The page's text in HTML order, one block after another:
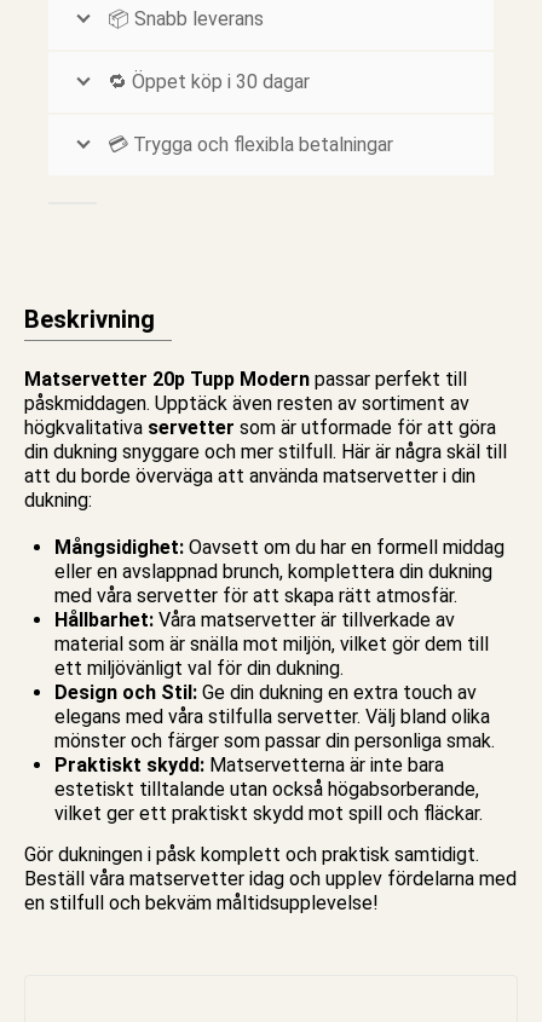
📦 Snabb leverans
🔁 Öppet köp i 30 dagar
💳 Trygga och flexibla betalningar
Beskrivning
Matservetter 20p Tupp Modern passar perfekt till
påskmiddagen. Upptäck även resten av sortiment av
högkvalitativa servetter som är utformade för att göra
din dukning snyggare och mer stilfull. Här är några skäl till
att du borde överväga att använda matservetter i din
dukning:
Mångsidighet: Oavsett om du har en formell middag
eller en avslappnad brunch, komplettera din dukning
med våra servetter för att skapa rätt atmosfär.
Hållbarhet: Våra matservetter är tillverkade av
material som är snälla mot miljön, vilket gör dem till
ett miljövänligt val för din dukning.
Design och Stil: Ge din dukning en extra touch av
elegans med våra stilfulla servetter. Välj bland olika
mönster och färger som passar din personliga smak.
Praktiskt skydd: Matservetterna är inte bara
estetiskt tilltalande utan också högabsorberande,
vilket ger ett praktiskt skydd mot spill och fläckar.
Gör dukningen i påsk komplett och praktisk samtidigt.
Beställ våra matservetter idag och upplev fördelarna med
en stilfull och bekväm måltidsupplevelse!